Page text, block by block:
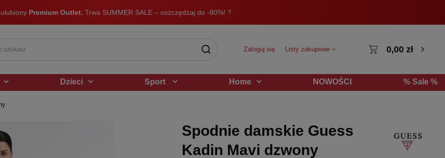
Premium Outlet. Trwa SUMMER SALE – oszczędzaj do -80%! ?
Zaloguj się Listy zakupowe 0,00 zł
Dzieci Sport Home NOWOŚCI % Sale %
Spodnie damskie Guess
Kadin Mavi dzwony